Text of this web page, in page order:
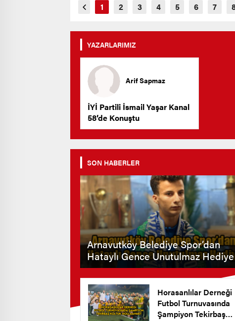
YAZARLARIMIZ
Arif Sapmaz
İYİ Partili İsmail Yaşar Kanal
58’de Konuştu
SON HABERLER
Arnavutköy Belediye Spor’dan
Hataylı Gence Unutulmaz Hediye
Horasanlılar Derneği
Futbol Turnuvasında
Şampiyon Tekirbaş